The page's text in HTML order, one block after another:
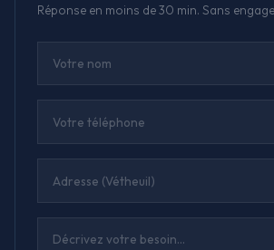
Réponse en moins de 30 min. Sans